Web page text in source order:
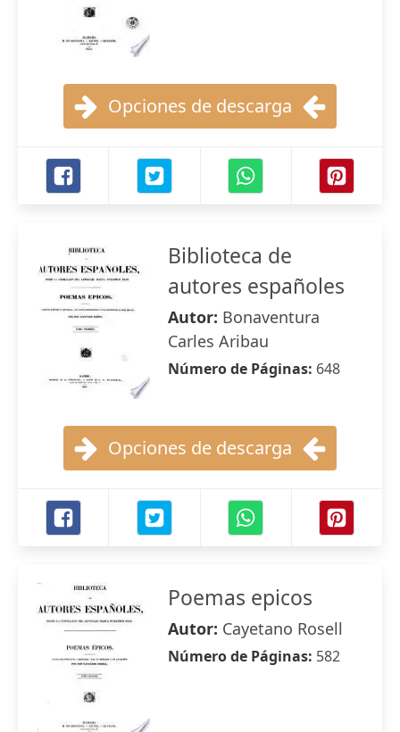
Opciones de descarga
Biblioteca de
autores españoles
Autor: Bonaventura
Carles Aribau
Número de Páginas: 648
Opciones de descarga
Poemas epicos
Autor: Cayetano Rosell
Número de Páginas: 582